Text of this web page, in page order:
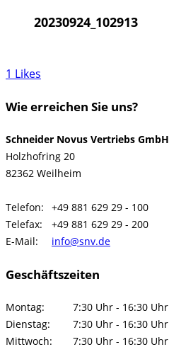
20230924_102913
1 Likes
Wie erreichen Sie uns?
Schneider Novus Vertriebs GmbH
Holzhofring 20
82362 Weilheim
Telefon:
+49 881 629 29 - 100
Telefax:
+49 881 629 29 - 200
E-Mail:
info@snv.de
Geschäftszeiten
Montag:
7:30 Uhr - 16:30 Uhr
Dienstag:
7:30 Uhr - 16:30 Uhr
Mittwoch:
7:30 Uhr - 16:30 Uhr